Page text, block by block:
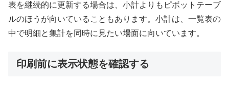
表を継続的に更新する場合は、小計よりもピボットテーブ
ルのほうが向いていることもあります。小計は、一覧表の
中で明細と集計を同時に見たい場面に向いています。
印刷前に表示状態を確認する